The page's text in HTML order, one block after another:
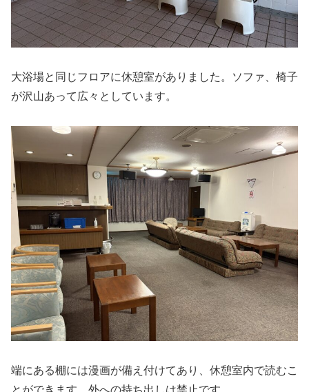
大浴場と同じフロアに休憩室がありました。ソファ、椅子
が沢山あって広々としています。
端にある棚には漫画が備え付けてあり、休憩室内で読むこ
とができます。外への持ち出しは禁止です。